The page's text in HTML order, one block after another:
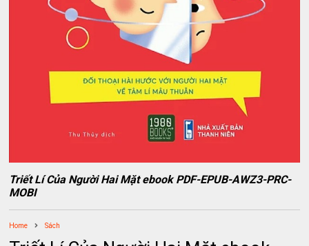
Triết Lí Của Người Hai Mặt ebook PDF-EPUB-AWZ3-PRC-
MOBI
Home Sách